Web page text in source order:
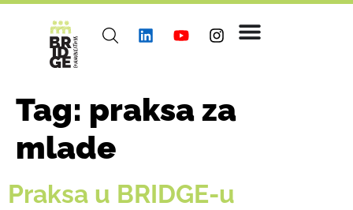
Tag: praksa za
mlade
Praksa u BRIDGE-u